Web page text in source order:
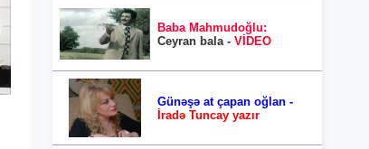
Baba Mahmudoğlu:
Ceyran bala - VİDEO
Günəşə at çapan oğlan -
İradə Tuncay yazır